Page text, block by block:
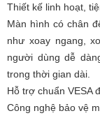
Thiết kế linh hoạt,
Màn hình có chân
như xoay ngang,
người dùng dễ
trong thời gian dài.
Hỗ trợ chuẩn VESA
Công nghệ bảo vệ